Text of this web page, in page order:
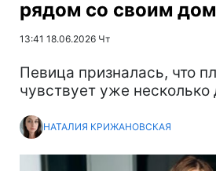
рядом со своим
13:41 18.06.2026 Чт
Певица призналась, что
чувствует уже
НАТАЛИЯ КРИЖАНОВСКАЯ